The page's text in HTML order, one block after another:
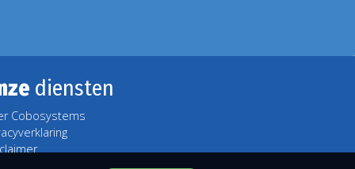
diensten
Cobosystems